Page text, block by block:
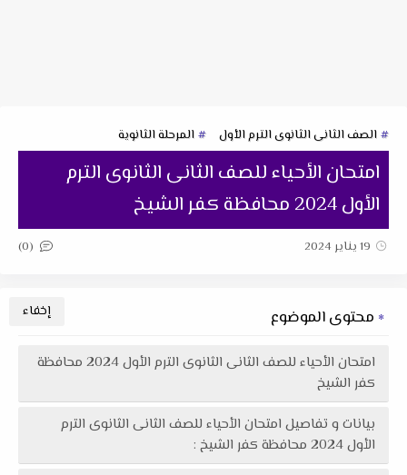
الصف الثانى الثانوى الترم الأول المرحلة الثانوية
امتحان الأحياء للصف الثانى الثانوى الترم
الأول 2024 محافظة كفر الشيخ
19 يناير 2024 (0)
محتوى الموضوع
امتحان الأحياء للصف الثانى الثانوى الترم الأول 2024 محافظة
كفر الشيخ
بيانات و تفاصيل امتحان الأحياء للصف الثانى الثانوى الترم
الأول 2024 محافظة كفر الشيخ :